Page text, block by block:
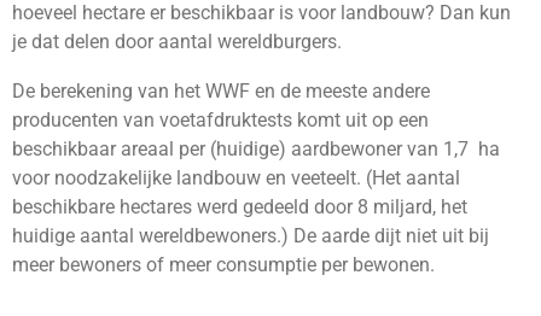
hoeveel hectare er beschikbaar is voor landbouw? Dan kun
je dat delen door aantal wereldburgers.
De berekening van het WWF en de meeste andere
producenten van voetafdruktests komt uit op een
beschikbaar areaal per (huidige) aardbewoner van 1,7 ha
voor noodzakelijke landbouw en veeteelt. (Het aantal
beschikbare hectares werd gedeeld door 8 miljard, het
huidige aantal wereldbewoners.) De aarde dijt niet uit bij
meer bewoners of meer consumptie per bewonen.